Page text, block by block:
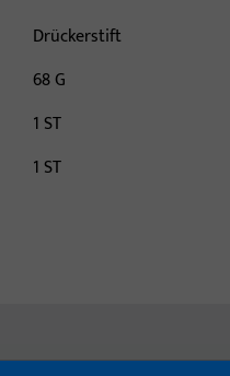
Drückerstift
68 G
1 ST
1 ST